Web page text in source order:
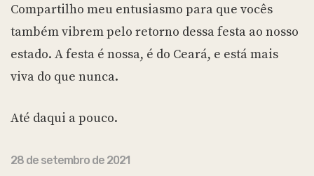
Compartilho meu entusiasmo para que vocês
também vibrem pelo retorno dessa festa ao nosso
estado. A festa é nossa, é do Ceará, e está mais
viva do que nunca.
Até daqui a pouco.
28 de setembro de 2021